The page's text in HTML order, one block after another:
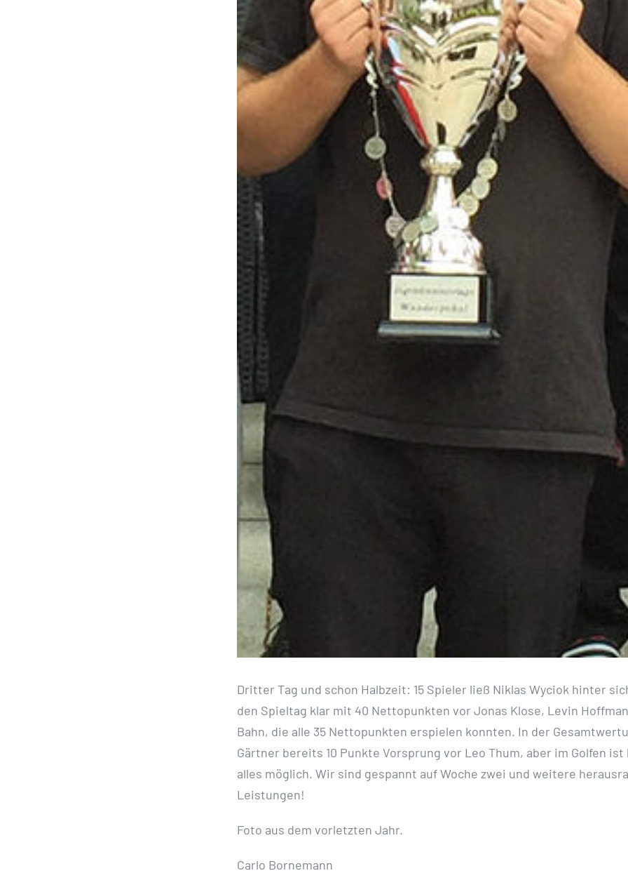
Dritter Tag und schon Halbzeit: 15 Spieler ließ Niklas Wyciok hinter
den Spieltag klar mit 40 Nettopunkten vor Jonas Klose, Levin
Bahn, die alle 35 Nettopunkten erspielen konnten. In der
Gärtner bereits 10 Punkte Vorsprung vor Leo Thum, aber im Golfen
alles möglich. Wir sind gespannt auf Woche zwei und weitere
Leistungen!
Foto aus dem vorletzten Jahr.
Carlo Bornemann